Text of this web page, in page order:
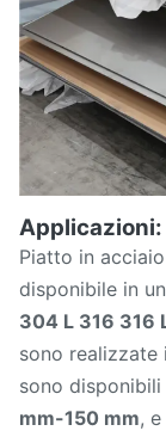
Applicazioni:
Piatto in
disponibile in
304 L 316 316
sono realizzate
sono
mm-150 mm,